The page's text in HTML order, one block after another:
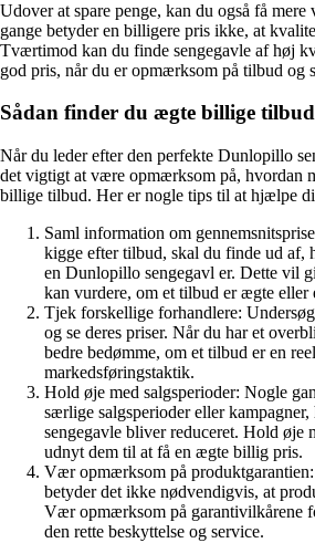
Udover at spare penge, kan du også få
gange betyder en billigere pris ikke, at
Tværtimod kan du finde sengegavle af høj
god pris, når du er opmærksom på tilbud og
Sådan finder du ægte billige tilbud
Når du leder efter den perfekte Dunlopillo
det vigtigt at være opmærksom på, hvordan
billige tilbud. Her er nogle tips til at hjælpe
Saml information om
kigge efter tilbud, skal du finde ud af,
en Dunlopillo sengegavl er. Dette vil
kan vurdere, om et tilbud er ægte eller
Tjek forskellige forhandlere:
og se deres priser. Når du har et
bedre bedømme, om et tilbud er en
markedsføringstaktik.
Hold øje med salgsperioder: Nogle
særlige salgsperioder eller
sengegavle bliver reduceret. Hold øje
udnyt dem til at få en ægte billig pris.
Vær opmærksom på
betyder det ikke nødvendigvis, at
Vær opmærksom på garantivilkårene
den rette beskyttelse og service.